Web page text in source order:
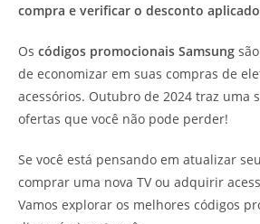
compra e verificar o desconto
Os códigos promocionais Samsung
de economizar em suas compras de
acessórios. Outubro de 2024 traz uma
ofertas que você não pode perder!
Se você está pensando em atualizar
comprar uma nova TV ou adquirir
Vamos explorar os melhores códigos